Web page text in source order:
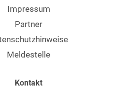
Impressum
Partner
Meldestelle
Kontakt